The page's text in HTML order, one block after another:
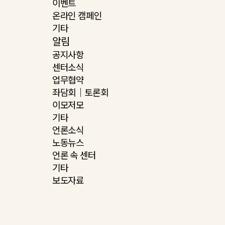
온라인 캠페인
기타
알림
공지사항
센터소식
업무협약
좌담회｜토론회
이모저모
기타
언론소식
노동뉴스
언론 속 센터
기타
보도자료